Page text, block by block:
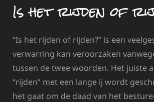
Is het rijden of
“Is het rijden of rijden?” is een
verwarring kan veroorzaken
tussen de twee woorden. Het juiste
“rijden” met een lange ij wordt
het gaat om de daad van het